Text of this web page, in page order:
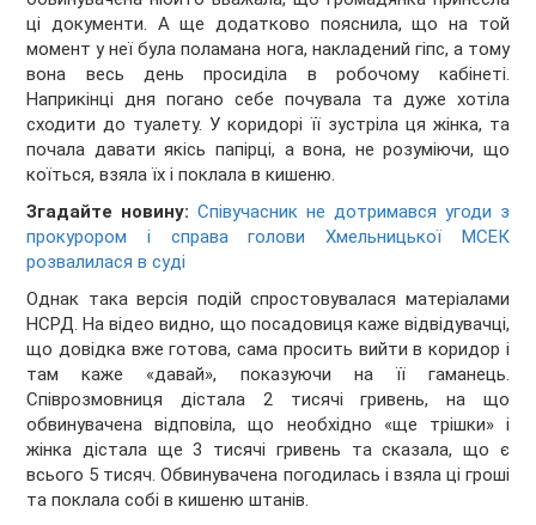
ці документи. А ще додатково пояснила, що на той
момент у неї була поламана нога, накладений гіпс, а тому
вона весь день просиділа в робочому кабінеті.
Наприкінці дня погано себе почувала та дуже хотіла
сходити до туалету. У коридорі її зустріла ця жінка, та
почала давати якісь папірці, а вона, не розуміючи, що
коїться, взяла їх і поклала в кишеню.
Згадайте новину:Співучасник не дотримався угоди з
прокурором і справа голови Хмельницької МСЕК
розвалилася в суді
Однак така версія подій спростовувалася матеріалами
НСРД. На відео видно, що посадовиця каже відвідувачці,
що довідка вже готова, сама просить вийти в коридор і
там каже «давай», показуючи на її гаманець.
Співрозмовниця дістала 2 тисячі гривень, на що
обвинувачена відповіла, що необхідно «ще трішки» і
жінка дістала ще 3 тисячі гривень та сказала, що є
всього 5 тисяч. Обвинувачена погодилась і взяла ці гроші
та поклала собі в кишеню штанів.